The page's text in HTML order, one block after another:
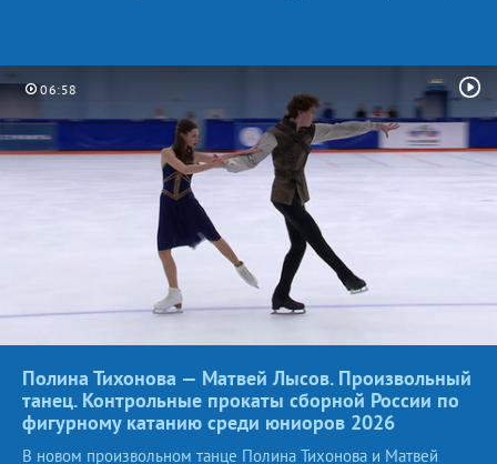
06:58
Полина Тихонова — Матвей Лысов. Произвольный
танец. Контрольные прокаты сборной России по
фигурному катанию среди юниоров 2026
В новом произвольном танце Полина Тихонова и Матвей